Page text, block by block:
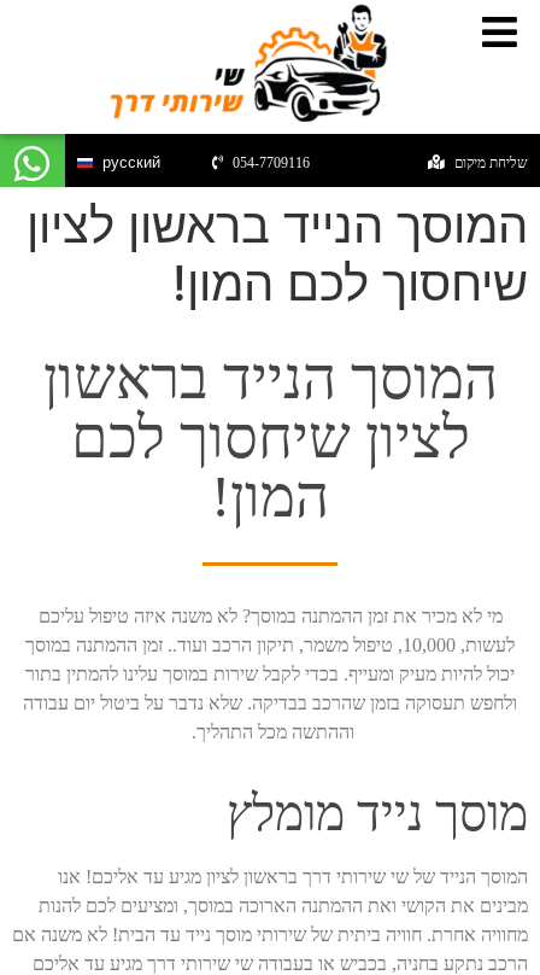
שליחת מיקום 054-7709116
русский
המוסך הנייד בראשון לציון
שיחסוך לכם המון!
המוסך הנייד בראשון
לציון שיחסוך לכם
המון!
מי לא מכיר את זמן ההמתנה במוסך? לא משנה איזה טיפול עליכם
לעשות, 10,000, טיפול משמר, תיקון הרכב ועוד.. זמן ההמתנה במוסך
יכול להיות מעיק ומעייף. בכדי לקבל שירות במוסך עלינו להמתין בתור
ולחפש תעסוקה בזמן שהרכב בבדיקה. שלא נדבר על ביטול יום עבודה
וההתשה מכל התהליך.
מוסך נייד מומלץ
המוסך הנייד של שי שירותי דרך בראשון לציון מגיע עד אליכם! אנו
מבינים את הקושי ואת ההמתנה הארוכה במוסך, ומציעים לכם להנות
מחוויה אחרת. חוויה ביתית של שירותי מוסך נייד עד הבית! לא משנה אם
הרכב נתקע בחניה, בכביש או בעבודה שי שירותי דרך מגיע עד אליכם